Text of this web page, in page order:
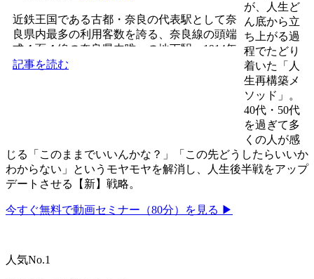
近鉄王国である古都・奈良の代表駅として奈
良県内最多の利用客数を誇る、奈良線の頭端
式４面４線の奈良県内唯一の地下駅。1914年
（大正3年）に、...
記事を読む
が、人生ど
ん底から立
ち上がる過
程でたどり
着いた「人
生再構築メ
ソッド」。
40代・50代
を過ぎて多
くの人が感
じる「このままでいいんかな？」「この先どうしたらいいか
わからない」というモヤモヤを解消し、人生後半戦をアップ
デートさせる【新】戦略。
今すぐ無料で動画セミナー（80分）を見る ▶
人気No.1